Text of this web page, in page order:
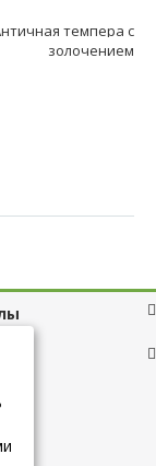
темпера с
золочением